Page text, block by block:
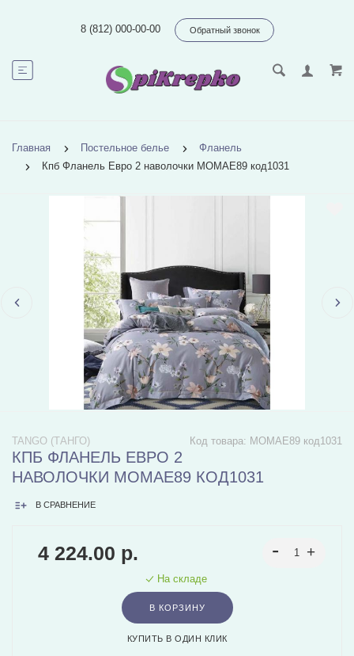
8 (812) 000-00-00 Обратный звонок
Главная Постельное белье
Фланель
Кпб Фланель Евро 2 наволочки MOMAE89 код1031
Код товара: MOMAE89 код1031
TANGO (ТАНГО)
КПБ ФЛАНЕЛЬ ЕВРО 2
НАВОЛОЧКИ MOMAE89 КОД1031
В СРАВНЕНИЕ
4 224.00 р.
На складе
В КОРЗИНУ
КУПИТЬ В ОДИН КЛИК